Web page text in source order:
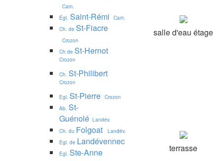
Cam.
Égl. Saint-Rémi
Cam.
Ch. de St-Fiacre
Crozon
Ch de St-Hernot
Crozon
Ch. St-Philibert
Crozon
Egl. St-Pierre Crozon
Ab. St-
Guénolé Landév.
Ch. du Folgoat
Landév.
Egl. de Landévennec
Egl. Ste-Anne
salle d'eau étage
terrasse